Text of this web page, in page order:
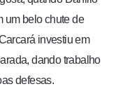
um belo chute de
investiu em
dando trabalho
defesas.